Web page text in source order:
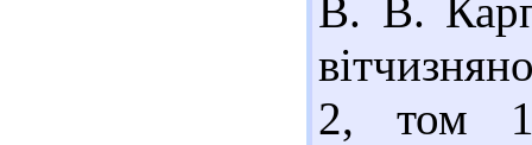
В. В.
2, том